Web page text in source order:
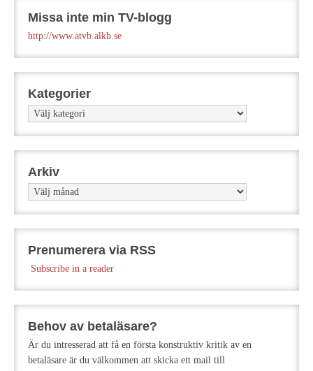
Missa inte min TV-blogg
http://www.atvb.alkb.se
Kategorier
Kategorier
Arkiv
Arkiv
Prenumerera via RSS
Subscribe in a reader
Behov av betaläsare?
Är du intresserad att få en första konstruktiv kritik av en
betaläsare är du välkommen att skicka ett mail till